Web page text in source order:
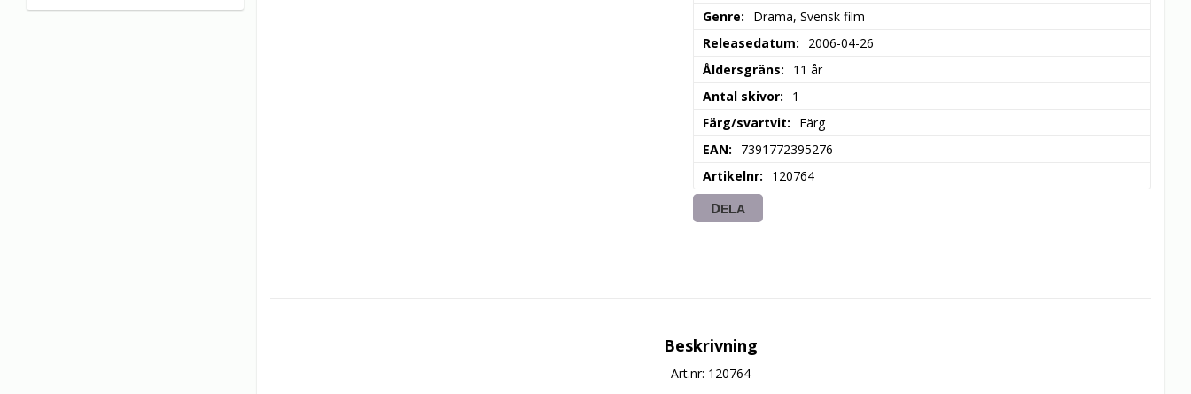
Genre
Drama, Svensk film
Releasedatum
2006-04-26
Åldersgräns
11 år
Antal skivor
1
Färg/svartvit
Färg
EAN
7391772395276
Artikelnr
120764
DELA
Beskrivning
Art.nr: 120764